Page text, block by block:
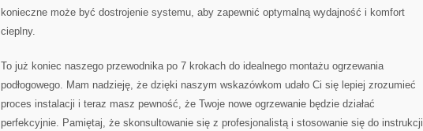
konieczne może być dostrojenie⁣ systemu, aby zapewnić optymalną wydajność​ i ‍komfort
cieplny.
To już koniec naszego‌ przewodnika po 7 krokach do idealnego montażu ogrzewania
podłogowego. Mam nadzieję, że dzięki naszym⁣ wskazówkom udało Ci ⁤się lepiej zrozumieć
proces instalacji i teraz masz pewność, że Twoje nowe ogrzewanie będzie działać
‌perfekcyjnie. Pamiętaj, że⁤ skonsultowanie się z profesjonalistą i ‍stosowanie się do instrukcji